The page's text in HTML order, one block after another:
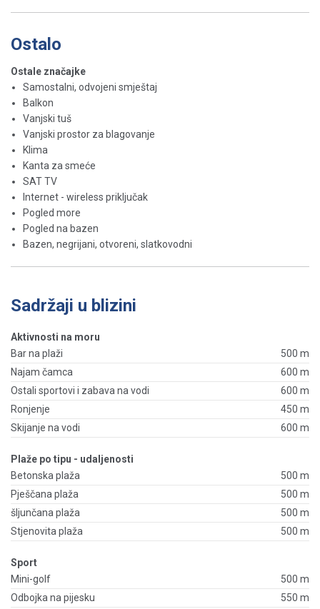
Ostalo
Ostale značajke
Samostalni, odvojeni smještaj
Balkon
Vanjski tuš
Vanjski prostor za blagovanje
Klima
Kanta za smeće
SAT TV
Internet - wireless priključak
Pogled more
Pogled na bazen
Bazen, negrijani, otvoreni, slatkovodni
Sadržaji u blizini
Aktivnosti na moru
Bar na plaži
500 m
Najam čamca
600 m
Ostali sportovi i zabava na vodi
600 m
Ronjenje
450 m
Skijanje na vodi
600 m
Plaže po tipu - udaljenosti
Betonska plaža
500 m
Pješčana plaža
500 m
šljunčana plaža
500 m
Stjenovita plaža
500 m
Sport
Mini-golf
500 m
Odbojka na pijesku
550 m